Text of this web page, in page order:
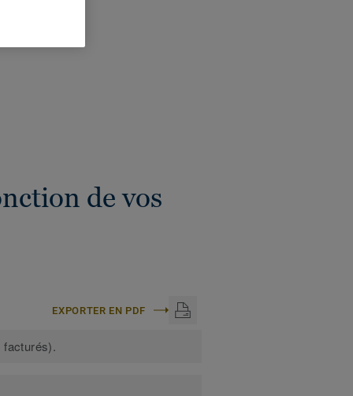
de vos
EXPORTER EN PDF
facturés).